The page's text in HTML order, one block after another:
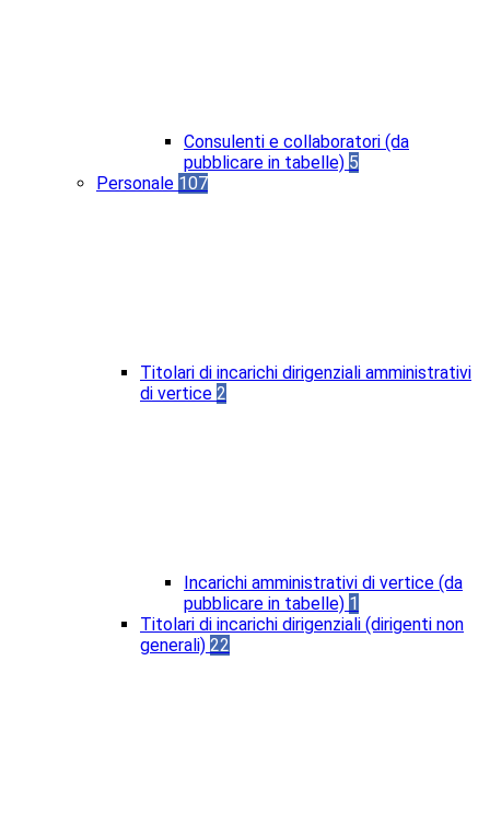
Consulenti e collaboratori (da
pubblicare in tabelle) 5
Personale 107
Titolari di incarichi dirigenziali amministrativi
di vertice 2
Incarichi amministrativi di vertice (da
pubblicare in tabelle) 1
Titolari di incarichi dirigenziali (dirigenti non
generali) 22